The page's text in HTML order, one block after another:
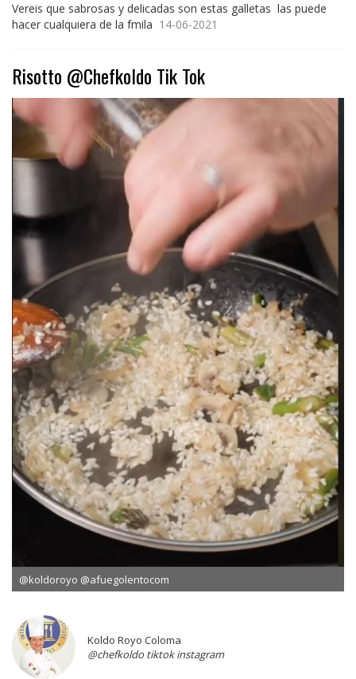
Vereis que sabrosas y delicadas son estas galletas las puede
hacer cualquiera de la fmila 14-06-2021
Risotto @Chefkoldo Tik Tok
@koldoroyo @afuegolentocom
Koldo Royo Coloma
@chefkoldo tiktok instagram